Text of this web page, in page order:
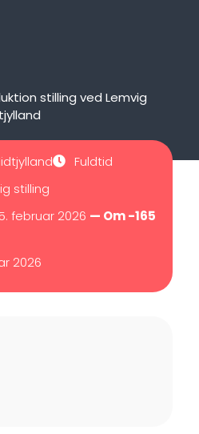
stilling ved Lemvig
Fuldtid
stilling
februar 2026 — Om -165
2026